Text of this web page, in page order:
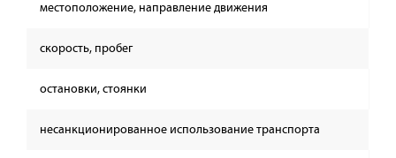
местоположение, направление движения
скорость, пробег
остановки, стоянки
несанкционированное использование транспорта